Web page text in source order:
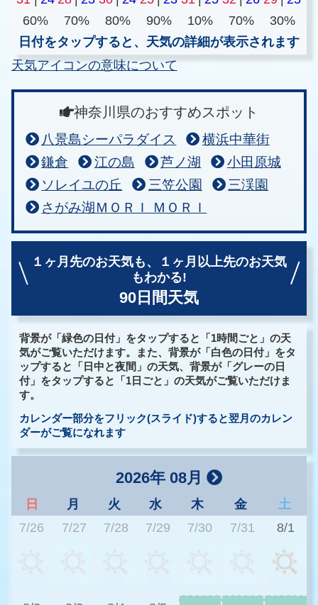
60%
70% 80% 90% 10% 70%
30%
日付をタップすると、天気の詳細が表示されます
天気アイコンの意味について
神奈川県のおすすめスポット
八景島シーパラダイス
横浜中華街
鎌倉
江の島 芦ノ湖
小田原城
ソレイユの丘
三笠公園
三渓園
さがみ湖ＭＯＲＩ ＭＯＲＩ
１ヶ月先のお天気も、
１ヶ月以上先のお天気
もわかる!
90日間天気
背景が「緑色の日付」をタップすると「1時間ごと」の天
気がご覧いただけます。また、背景が「白色の日付」をタ
ップすると「日中と夜間」の天気、背景が「グレーの日
付」をタップすると「1日ごと」の天気がご覧いただけま
す。
カレンダー部分をフリック(スライド)すると翌月のカレン
ダーがご覧になれます
2026年 08月
日 月 火 水 木 金
土
7/26
7/27 7/28 7/29 7/30 7/31 8/1